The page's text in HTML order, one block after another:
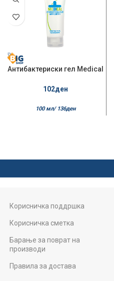
Антибактериски гел Medical
102ден
100 мл/ 136ден
Корисничка поддршка
Корисничка сметка
Барање за поврат на
производи
Правила за достава